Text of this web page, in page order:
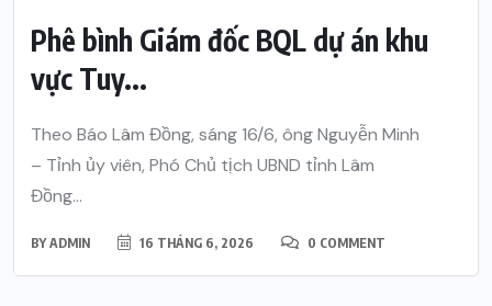
Phê bình Giám đốc BQL dự án khu
vực Tuy...
Theo Báo Lâm Đồng, sáng 16/6, ông Nguyễn Minh
– Tỉnh ủy viên, Phó Chủ tịch UBND tỉnh Lâm
Đồng...
BYADMIN 16 THÁNG 6, 2026 0 COMMENT